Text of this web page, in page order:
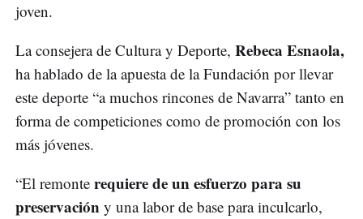
joven.
La consejera de Cultura y Deporte, Rebeca Esnaola,
ha hablado de la apuesta de la Fundación por llevar
este deporte “a muchos rincones de Navarra” tanto en
forma de competiciones como de promoción con los
más jóvenes.
“El remonte requiere de un esfuerzo para su
preservación y una labor de base para inculcarlo,